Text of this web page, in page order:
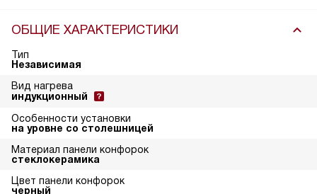
ОБЩИЕ ХАРАКТЕРИСТИКИ
Тип
Независимая
Вид нагрева
индукционный
Особенности установки
на уровне со столешницей
Материал панели конфорок
стеклокерамика
Цвет панели конфорок
черный